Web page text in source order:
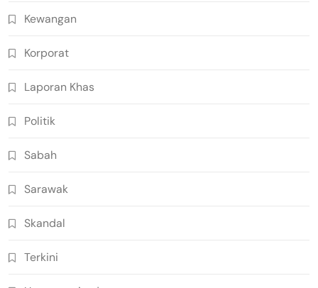
Kewangan
Korporat
Laporan Khas
Politik
Sabah
Sarawak
Skandal
Terkini